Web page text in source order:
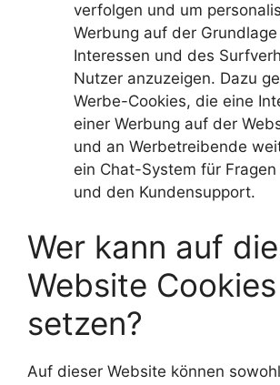
verfolgen und um
Werbung auf der
Interessen und des
Nutzer anzuzeigen. Dazu
Werbe-Cookies, die eine
einer Werbung auf der
und an Werbetreibende
ein Chat-System für
und den Kundensupport.
Wer kann auf
Website Cookies
setzen?
Auf dieser Website können